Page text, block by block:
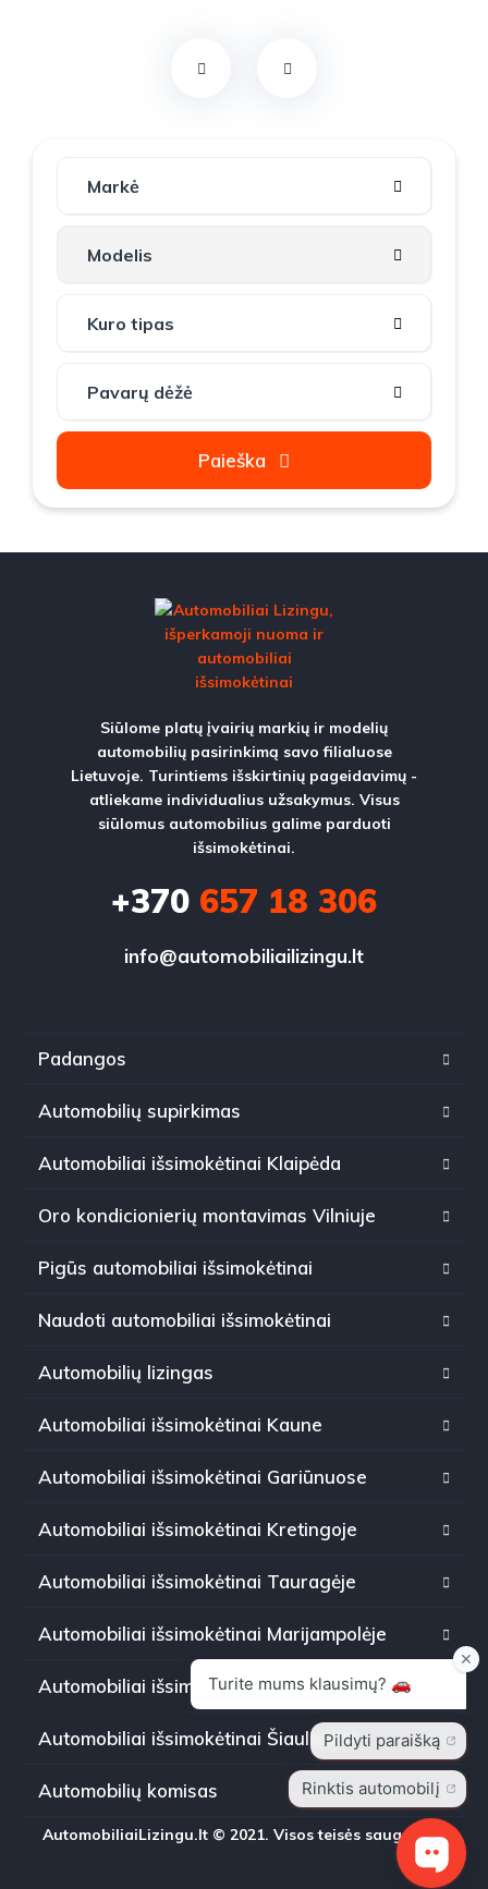
Paieška
Siūlome platų įvairių markių ir modelių
automobilių pasirinkimą savo filialuose
Lietuvoje. Turintiems išskirtinių pageidavimų -
atliekame individualius užsakymus. Visus
siūlomus automobilius galime parduoti
išsimokėtinai.
+370 657 18 306
info@automobiliailizingu.lt
Padangos
Automobilių supirkimas
Automobiliai išsimokėtinai Klaipėda
Oro kondicionierių montavimas Vilniuje
Pigūs automobiliai išsimokėtinai
Naudoti automobiliai išsimokėtinai
Automobilių lizingas
Automobiliai išsimokėtinai Kaune
Automobiliai išsimokėtinai Gariūnuose
Automobiliai išsimokėtinai Kretingoje
Automobiliai išsimokėtinai Tauragėje
Automobiliai išsimokėtinai Marijampolėje
Automobiliai išsimokėtinai Panevėžyje
Automobiliai išsimokėtinai Šiauliuose
Automobilių komisas
AutomobiliaiLizingu.lt © 2021. Visos teisės saugomos.